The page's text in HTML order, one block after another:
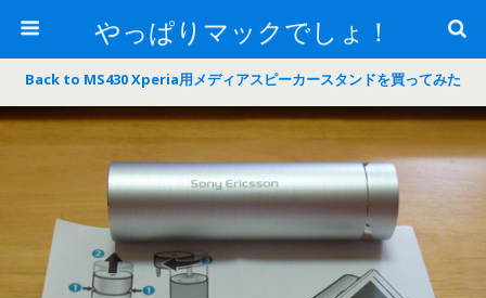
やっぱりマックでしょ！
Back to MS430 Xperia用メディアスピーカースタンドを買ってみた